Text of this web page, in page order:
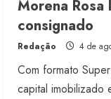
Morena
consignado
Redação 4 de
Com formato
capital imobilizado